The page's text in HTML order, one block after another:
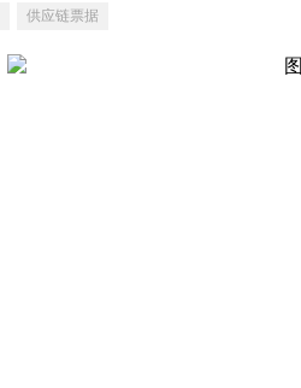
供应链票据